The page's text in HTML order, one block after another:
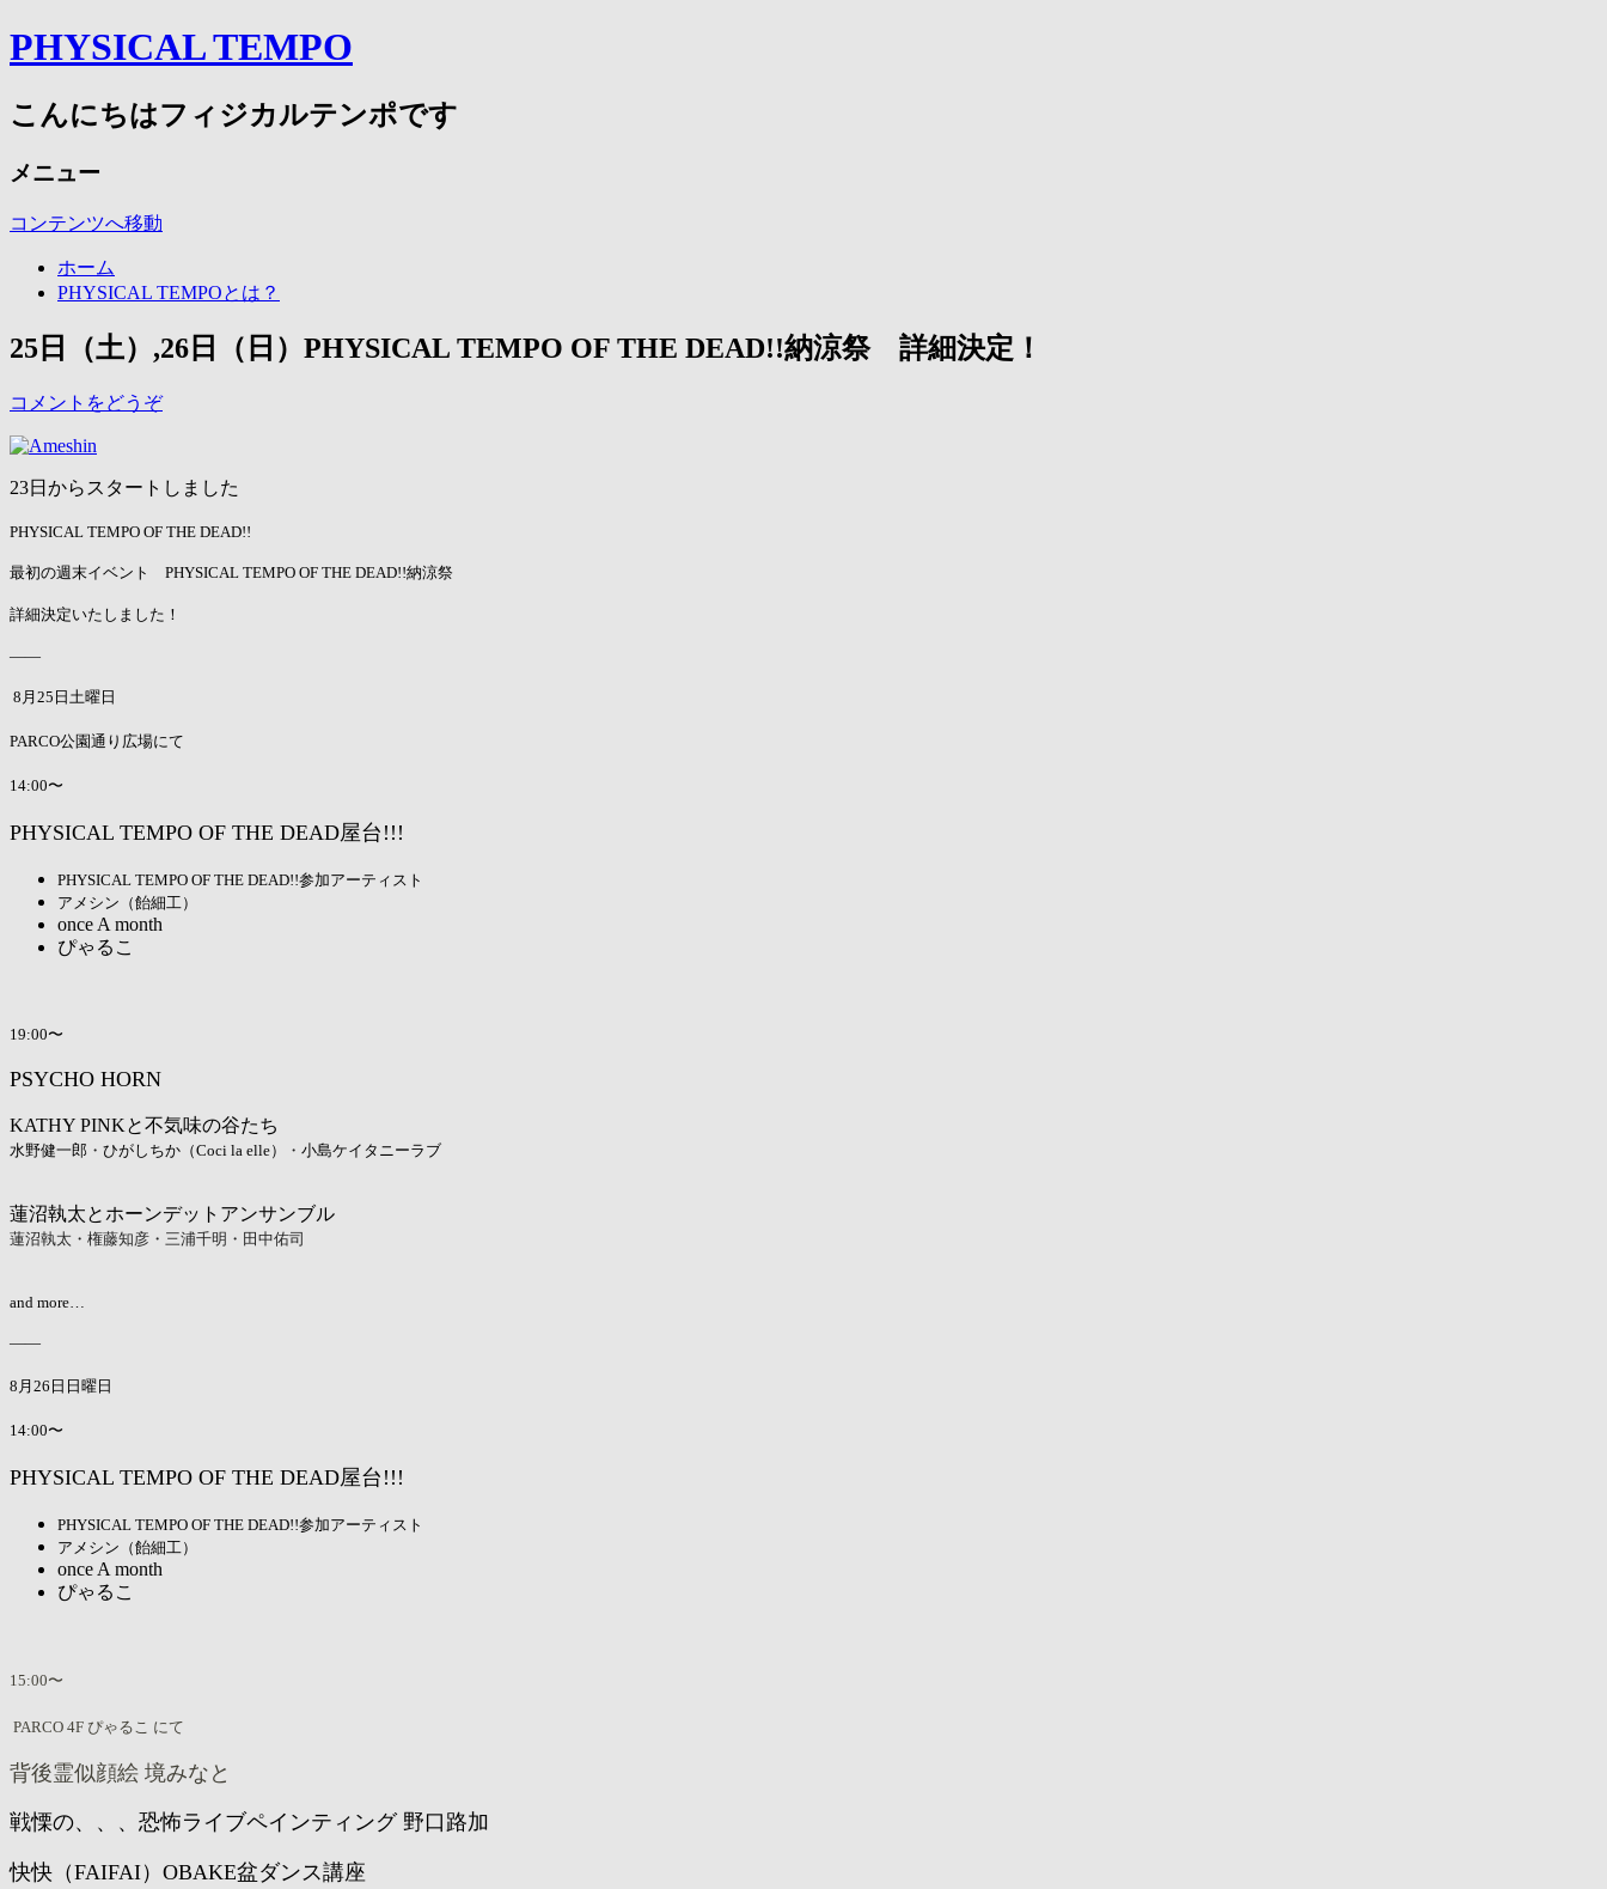
PHYSICAL TEMPO
こんにちはフィジカルテンポです
メニュー
コンテンツへ移動
ホーム
PHYSICAL TEMPOとは？
25日（土）,26日（日）PHYSICAL TEMPO OF THE DEAD!!納涼祭 詳細決定！
コメントをどうぞ
23日からスタートしました
PHYSICAL TEMPO OF THE DEAD!!
最初の週末イベント PHYSICAL TEMPO OF THE DEAD!!納涼祭
詳細決定いたしました！
——
8月25日土曜日
PARCO公園通り広場にて
14:00〜
PHYSICAL TEMPO OF THE DEAD屋台!!!
PHYSICAL TEMPO OF THE DEAD!!参加アーティスト
アメシン（飴細工）
once A month
ぴゃるこ
19:00〜
PSYCHO HORN
KATHY PINKと不気味の谷たち
水野健一郎 ・ ひがしちか（Coci la elle） ・ 小島ケイタニーラブ
蓮沼執太とホーンデットアンサンブル
蓮沼執太 ・ 権藤知彦 ・ 三浦千明・田中佑司
and more…
——
8月26日日曜日
14:00〜
PHYSICAL TEMPO OF THE DEAD屋台!!!
PHYSICAL TEMPO OF THE DEAD!!参加アーティスト
アメシン（飴細工）
once A month
ぴゃるこ
15:00〜
PARCO 4F ぴゃるこ にて
背後霊似顔絵 境みなと
戦慄の、、、恐怖ライブペイ ンティング 野口路加
快快（FAIFAI）OBAKE盆ダンス講座